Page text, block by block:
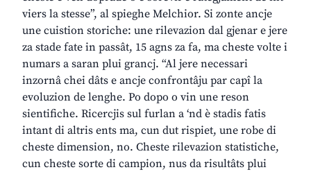
viers la stesse”, al spieghe Melchior. Si zonte ancje
une cuistion storiche: une rilevazion dal gjenar e jere
za stade fate in passât, 15 agns za fa, ma cheste volte i
numars a saran plui grancj. “Al jere necessari
inzornâ chei dâts e ancje confrontâju par capî la
evoluzion de lenghe. Po dopo o vin une reson
sientifiche. Ricercjis sul furlan a ‘nd è stadis fatis
intant di altris ents ma, cun dut rispiet, une robe di
cheste dimension, no. Cheste rilevazion statistiche,
cun cheste sorte di campion, nus da risultâts plui